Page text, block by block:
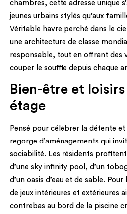
chambres, cette adresse unique
jeunes urbains stylés qu’aux
Véritable havre perché dans le
une architecture de classe
responsable, tout en offrant des
couper le souffle depuis chaque
Bien-être et
étage
Pensé pour célébrer la détente
regorge d’aménagements qui
sociabilité. Les résidents profitent
d’une sky infinity pool, d’un
d’un oasis d’eau et de sable.
de jeux intérieures et extérieures
contrebas au bord de la piscine